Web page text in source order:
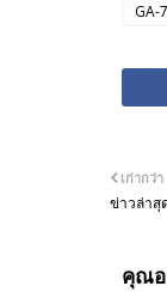
GA-
เก่ากว่า
ข่าวล่า
คุณอ